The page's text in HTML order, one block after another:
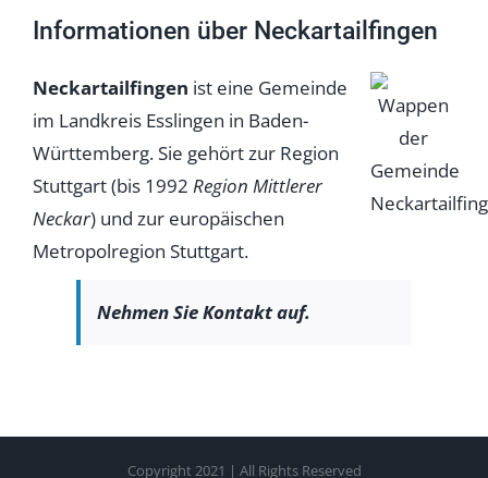
Informationen über Neckartailfingen
Neckartailfingen ist eine Gemeinde
im Landkreis Esslingen in Baden-
Württemberg. Sie gehört zur Region
Stuttgart (bis 1992 Region Mittlerer
Neckar) und zur europäischen
Metropolregion Stuttgart.
Nehmen Sie Kontakt auf.
Copyright 2021 | All Rights Reserved